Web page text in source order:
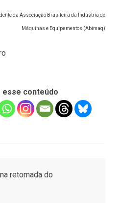
da Associação Brasileira da Indústria de
Máquinas e Equipamentos (Abimaq)
esse conteúdo
retomada do